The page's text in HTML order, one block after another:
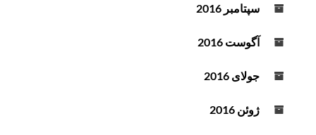
سپتامبر 2016
آگوست 2016
جولای 2016
ژوئن 2016